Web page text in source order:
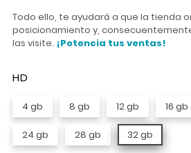
Todo ello, te ayudará a que la tienda
posicionamiento y,
las visite. ¡Potencia tus ventas!
HD
4 gb 8 gb 12 gb 16 gb
24 gb 28 gb 32 gb